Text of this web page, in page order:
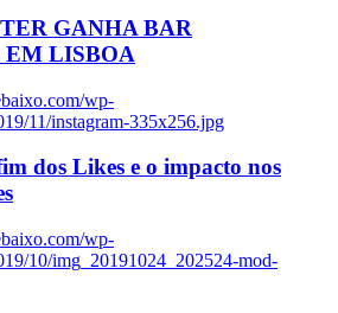
GANHA BAR
LISBOA
wp-
11/instagram-335x256.jpg
dos Likes e o impacto nos
wp-
10/img_20191024_202524-mod-